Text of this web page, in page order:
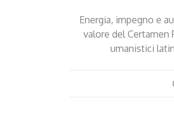
Energia, impegno e
valore del
umanistici